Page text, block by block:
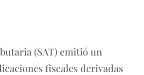
(SAT) emitió un
fiscales derivadas